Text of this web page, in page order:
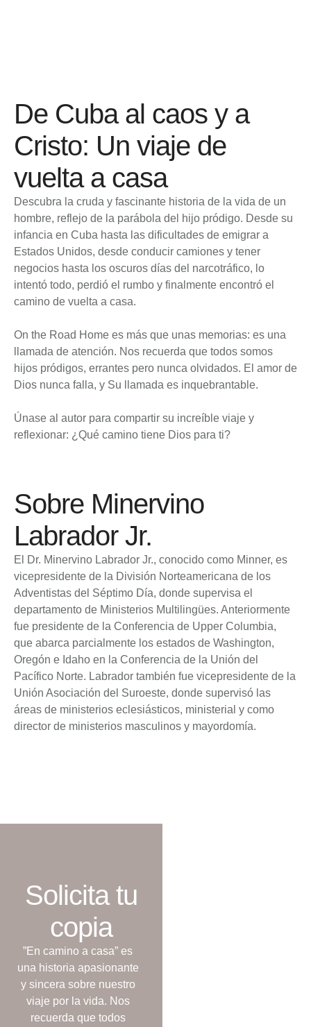
De Cuba al caos y a
Cristo: Un viaje de
vuelta a casa
Descubra la cruda y fascinante historia de la vida de un
hombre, reflejo de la parábola del hijo pródigo. Desde su
infancia en Cuba hasta las dificultades de emigrar a
Estados Unidos, desde conducir camiones y tener
negocios hasta los oscuros días del narcotráfico, lo
intentó todo, perdió el rumbo y finalmente encontró el
camino de vuelta a casa.
On the Road Home es más que unas memorias: es una
llamada de atención. Nos recuerda que todos somos
hijos pródigos, errantes pero nunca olvidados. El amor de
Dios nunca falla, y Su llamada es inquebrantable.
Únase al autor para compartir su increíble viaje y
reflexionar: ¿Qué camino tiene Dios para ti?
Sobre Minervino
Labrador Jr.
El Dr. Minervino Labrador Jr., conocido como Minner, es
vicepresidente de la División Norteamericana de los
Adventistas del Séptimo Día, donde supervisa el
departamento de Ministerios Multilingües. Anteriormente
fue presidente de la Conferencia de Upper Columbia,
que abarca parcialmente los estados de Washington,
Oregón e Idaho en la Conferencia de la Unión del
Pacífico Norte. Labrador también fue vicepresidente de la
Unión Asociación del Suroeste, donde supervisó las
áreas de ministerios eclesiásticos, ministerial y como
director de ministerios masculinos y mayordomía.
Solicita tu
copia
”En camino a casa” es
una historia apasionante
y sincera sobre nuestro
viaje por la vida. Nos
recuerda que todos